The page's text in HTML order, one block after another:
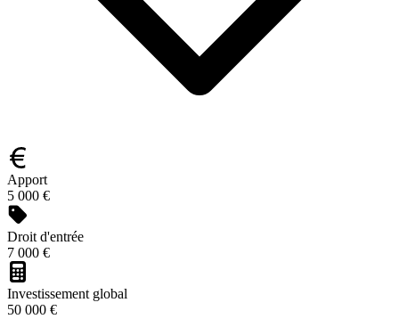
Apport
5 000 €
Droit d'entrée
7 000 €
Investissement global
50 000 €